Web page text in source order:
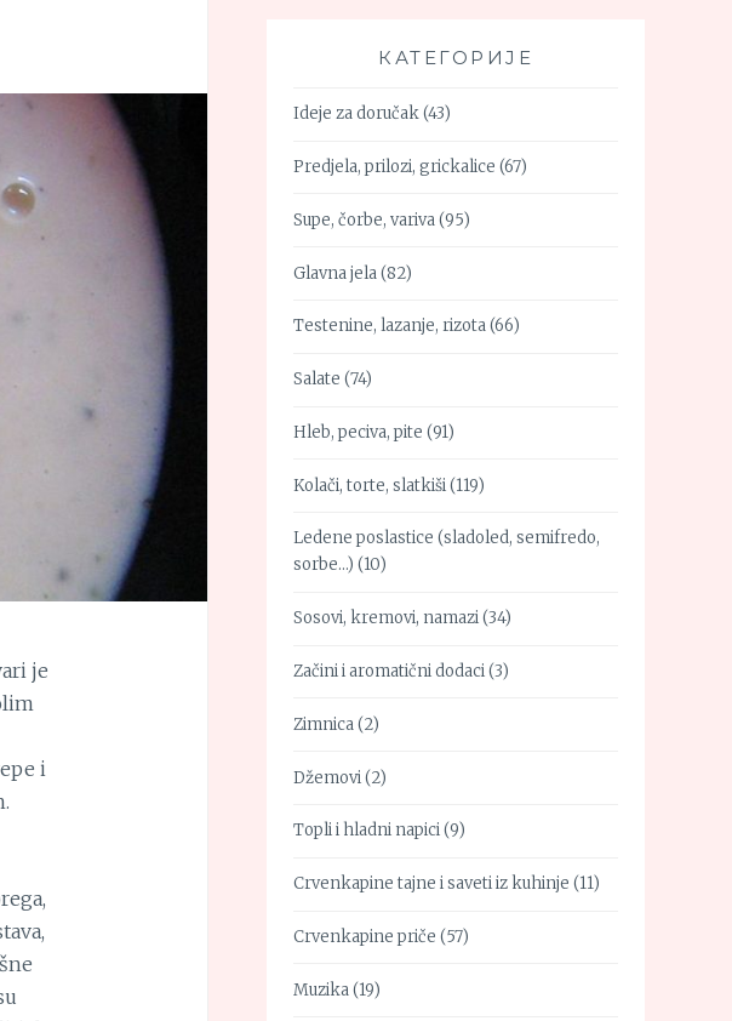
je
i
КАТЕГОРИЈЕ
Ideje za doručak(43)
Predjela, prilozi, grickalice (67)
Supe, čorbe, variva(95)
Glavna jela(82)
Testenine, lazanje, rizota(66)
Salate (74)
Hleb, peciva, pite (91)
Kolači, torte, slatkiši(119)
Ledene poslastice (sladoled, semifredo,
sorbe…) (10)
Sosovi, kremovi, namazi(34)
Začini i aromatični dodaci(3)
Zimnica(2)
Džemovi(2)
Topli i hladni napici(9)
Crvenkapine tajne i saveti iz kuhinje (11)
Crvenkapine priče (57)
Muzika(19)